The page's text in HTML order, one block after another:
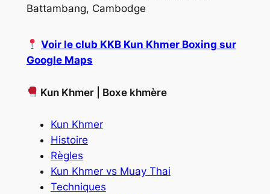
Battambang, Cambodge
Voir le club KKB Kun Khmer Boxing sur
Google Maps
Kun Khmer | Boxe khmère
Kun Khmer
Histoire
Règles
Kun Khmer vs Muay Thai
Techniques